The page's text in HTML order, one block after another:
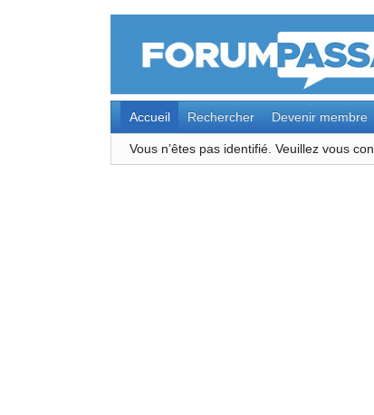
Accueil Rechercher Devenir membre
Vous n’êtes pas identifié. Veuillez vous